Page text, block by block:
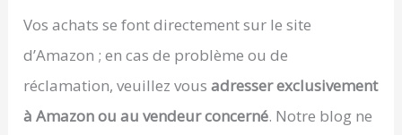
Vos achats se font directement sur le site
d’Amazon ; en cas de problème ou de
réclamation, veuillez vousadresser exclusivement
à Amazon ou au vendeur concerné. Notre blog ne